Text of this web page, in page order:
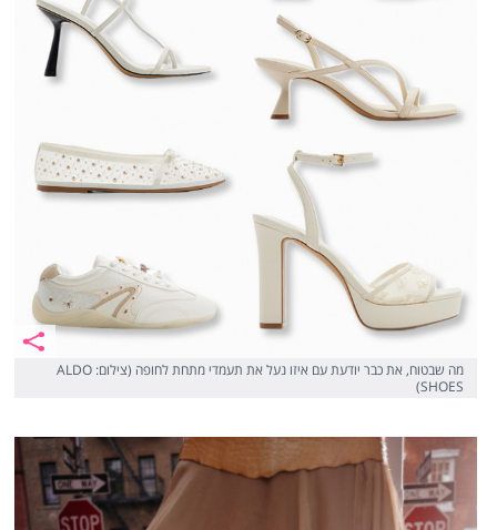
מה שבטוח, את כבר יודעת עם איזו נעל את תעמדי מתחת לחופה (צילום: ALDO
SHOES)